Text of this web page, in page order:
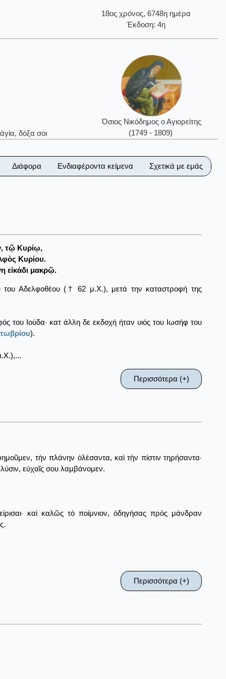
18ος χρόνος, 6748η ημέρα
Έκδοση: 4η
δόξα σοι
Όσιος Νικόδημος ο Αγιορείτης
(1749 - 1809)
Διάφορα Ενδιαφέροντα κείμενα Σχετικά με εμάς
τῷ Κυρίῳ,
Κυρίου.
εἰκάδι μακρῷ.
του Αδελφοθέου († 62 μ.Χ.), μετά την καταστροφή της
του Ιούδα· κατ άλλη δε εκδοχή ήταν υιός του Ιωσήφ του
).
Περισσότερα (+)
τὴν πλάνην ὀλέσαντα, καὶ τὴν πίστιν τηρήσαντα·
εὐχαῖς σου λαμβάνομεν.
καὶ καλῶς τό ποίμνιον, ὁδηγήσας πρὸς μάνδραν
Περισσότερα (+)